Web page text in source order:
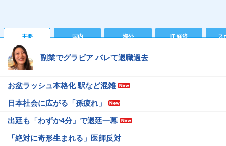
主要 国内 海外 IT 経済 ス
副業でグラビア バレて退職過去
お盆ラッシュ本格化 駅など混雑
日本社会に広がる「孫疲れ」
出廷も「わずか4分」で退廷一幕
「絶対に奇形生まれる」医師反対